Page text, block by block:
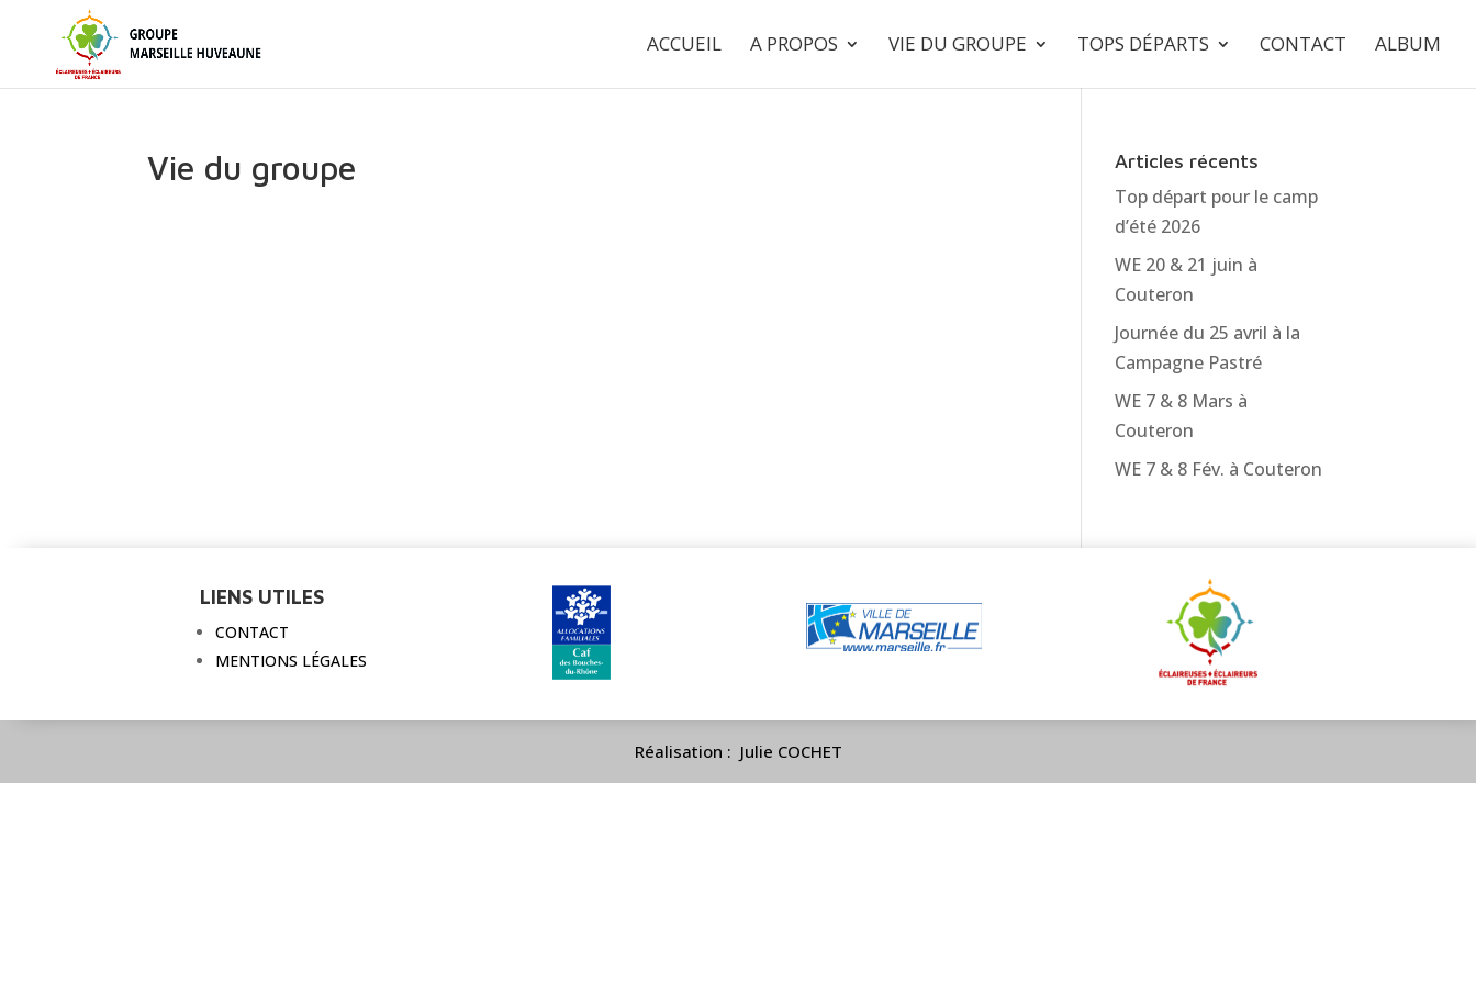
ACCUEIL A PROPOS VIE DU GROUPE TOPS DÉPARTS CONTACT ALBUM
Vie du groupe Articles récents
Top départ pour le camp
d’été 2026
WE 20 & 21 juin à
Couteron
Journée du 25 avril à la
Campagne Pastré
WE 7 & 8 Mars à
Couteron
WE 7 & 8 Fév. à Couteron
LIENS UTILES
CONTACT
MENTIONS LÉGALES
Réalisation : Julie COCHET